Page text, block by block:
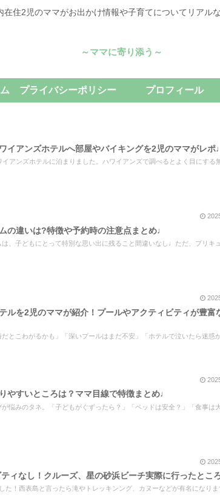
在住2児のママがお出かけ情報や子育てについてリアル
～ママに寄り添う～
プライバシーポリシー プロフィール
イアンズホテルへ部屋やバイキングを2児のママがレポ♩
アンズホテルに泊まりました。ハワイアンズで調べるとよく目にする
の違いは?特徴や予約時の注意点まとめ♩
、子どもにとって特別な思い出に残ること間違いなし♩ただ、プリキ
ルを2児のママが紹介！プールやアクティビティが豊富
とこわがるかも」「深いプールはまだ不安」「ホテルで泣いたら迷惑か
やすいところは？ママ目線で特徴まとめ♩
悩みのタネ。「子どもがぐずったら？」「ベッドは安全？」「食事は
ィなし！クルーズ、星の砂浜ビーチ実際に行ったとこ
た！西表島と言ったら滝やトレッキンング、カヌーなどが有名になりま